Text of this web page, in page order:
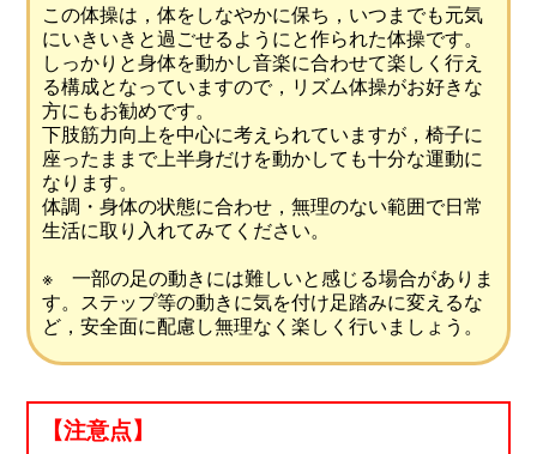
この体操は，体をしなやかに保ち，いつまでも元気
にいきいきと過ごせるようにと作られた体操です。
しっかりと身体を動かし音楽に合わせて楽しく行え
る構成となっていますので，リズム体操がお好きな
方にもお勧めです。
下肢筋力向上を中心に考えられていますが，椅子に
座ったままで上半身だけを動かしても十分な運動に
なります。
体調・身体の状態に合わせ，無理のない範囲で日常
生活に取り入れてみてください。
※ 一部の足の動きには難しいと感じる場合がありま
す。ステップ等の動きに気を付け足踏みに変えるな
ど，安全面に配慮し無理なく楽しく行いましょう。
【注意点】